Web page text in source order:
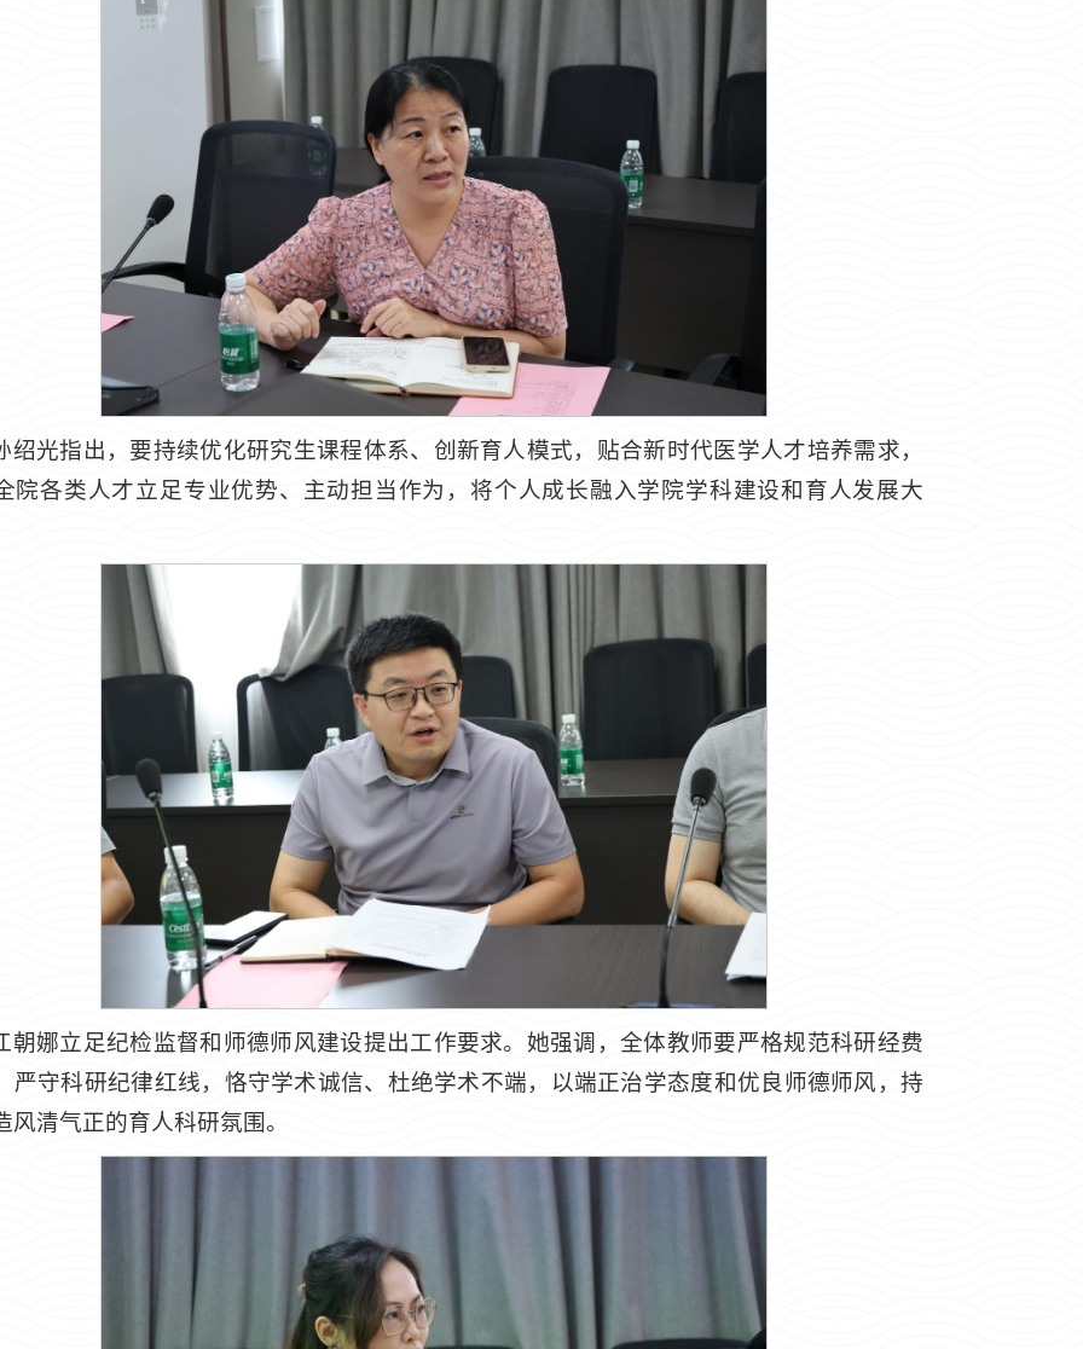
绍光指出，要持续优化研究生课程体系、创新育人模式，贴合新时代医学人才培养需求，
院各类人才立足专业优势、主动担当作为，将个人成长融入学院学科建设和育人发展大
朝娜立足纪检监督和师德师风建设提出工作要求。她强调，全体教师要严格规范科研经费
严守科研纪律红线，恪守学术诚信、杜绝学术不端，以端正治学态度和优良师德师风，持
风清气正的育人科研氛围。